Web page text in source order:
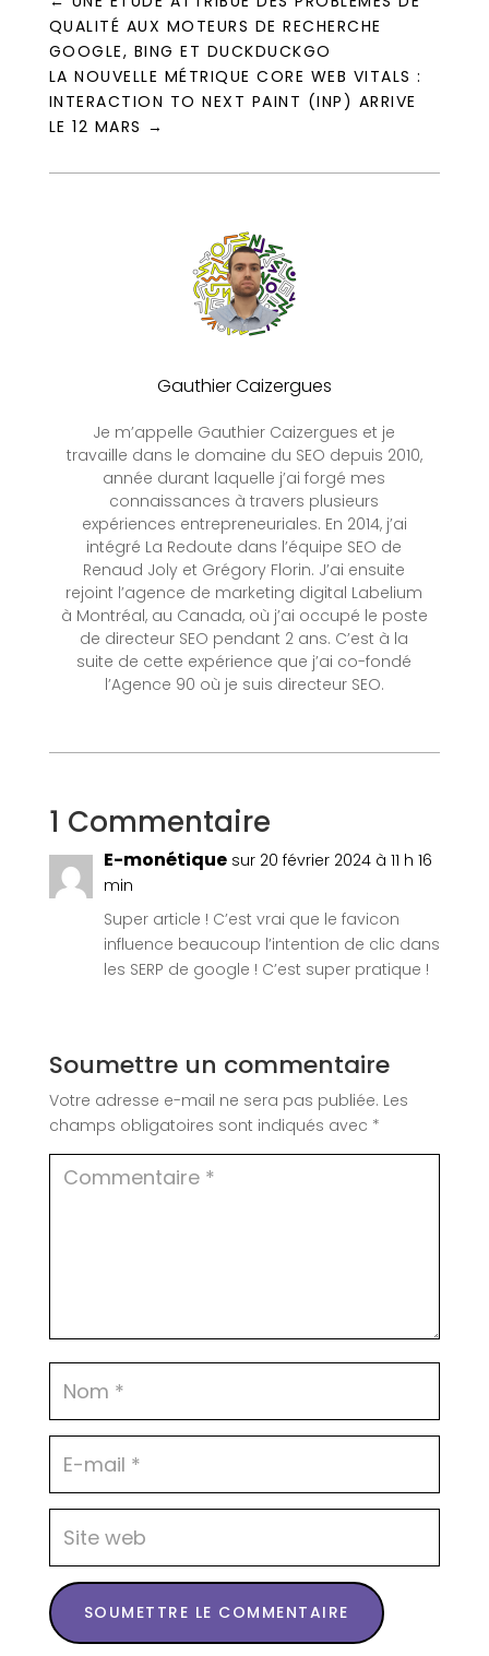
QUALITÉ AUX MOTEURS DE RECHERCHE
GOOGLE, BING ET DUCKDUCKGO
LA NOUVELLE MÉTRIQUE CORE WEB VITALS :
INTERACTION TO NEXT PAINT (INP) ARRIVE
LE 12 MARS →
Gauthier Caizergues
Je m’appelle Gauthier Caizergues et je
travaille dans le domaine du SEO depuis 2010,
année durant laquelle j’ai forgé mes
connaissances à travers plusieurs
expériences entrepreneuriales. En 2014, j’ai
intégré La Redoute dans l’équipe SEO de
Renaud Joly et Grégory Florin. J’ai ensuite
rejoint l’agence de marketing digital Labelium
à Montréal, au Canada, où j’ai occupé le poste
de directeur SEO pendant 2 ans. C’est à la
suite de cette expérience que j’ai co-fondé
l’Agence 90 où je suis directeur SEO.
1 Commentaire
E-monétique sur 20 février 2024 à 11 h 16
min
Super article ! C’est vrai que le favicon
influence beaucoup l’intention de clic dans
les SERP de google ! C’est super pratique !
Soumettre un commentaire
Votre adresse e-mail ne sera pas publiée. Les
champs obligatoires sont indiqués avec *
SOUMETTRE LE COMMENTAIRE